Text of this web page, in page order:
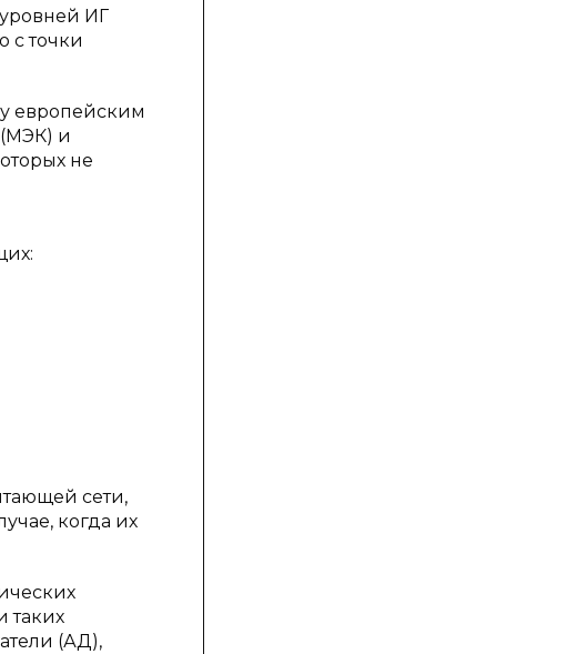
ИГ
с точки
европейским
(МЭК) и
не
сети,
когда их
таких
(АД),